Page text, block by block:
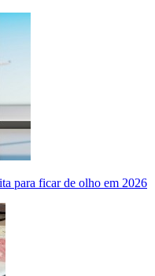
para ficar de olho em 2026